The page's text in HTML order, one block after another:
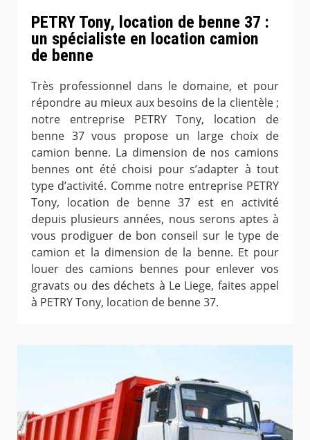
PETRY Tony, location de benne 37 :
un spécialiste en location camion
de benne
Très professionnel dans le domaine, et pour
répondre au mieux aux besoins de la clientèle ;
notre entreprise PETRY Tony, location de
benne 37 vous propose un large choix de
camion benne. La dimension de nos camions
bennes ont été choisi pour s’adapter à tout
type d’activité. Comme notre entreprise PETRY
Tony, location de benne 37 est en activité
depuis plusieurs années, nous serons aptes à
vous prodiguer de bon conseil sur le type de
camion et la dimension de la benne. Et pour
louer des camions bennes pour enlever vos
gravats ou des déchets à Le Liege, faites appel
à PETRY Tony, location de benne 37.